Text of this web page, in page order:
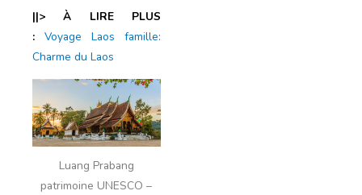
||> À LIRE PLUS
:
Voyage Laos famille:
Charme du Laos
Luang Prabang
patrimoine UNESCO –